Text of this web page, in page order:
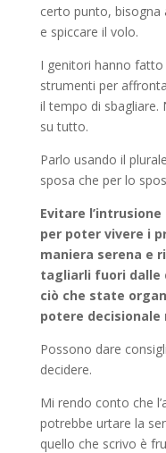
certo punto, bisogna
e spiccare il volo.
I genitori hanno
strumenti per
il tempo di sbagliare.
su tutto.
Parlo usando il
sposa che per lo
Evitare
per poter vivere i
maniera serena e
tagliarli fuori dalle
ciò che state
potere decisionale
Possono dare
decidere.
Mi rendo conto che
potrebbe urtare la
quello che scrivo è